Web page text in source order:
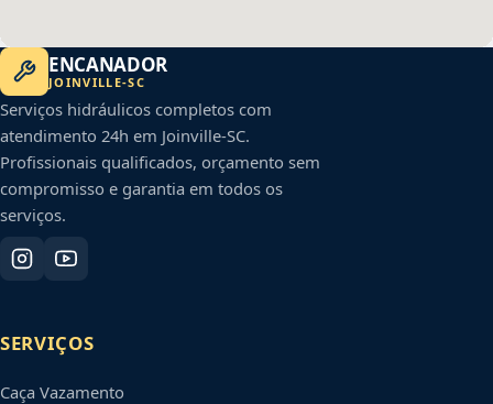
ENCANADOR
JOINVILLE-SC
Serviços hidráulicos completos com
atendimento 24h em Joinville-SC.
Profissionais qualificados, orçamento sem
compromisso e garantia em todos os
serviços.
SERVIÇOS
Caça Vazamento